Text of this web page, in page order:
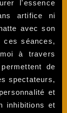
l'essence
artifice ni
avec son
ces séances,
à travers
de
spectateurs,
et
inhibitions et